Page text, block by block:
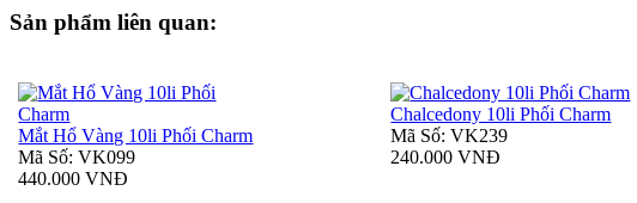
Sản phẩm liên quan:
Mắt Hổ Vàng 10li Phối Charm
Mã Số: VK099
440.000 VNĐ
Chalcedony 10li Phối Charm
Mã Số: VK239
240.000 VNĐ